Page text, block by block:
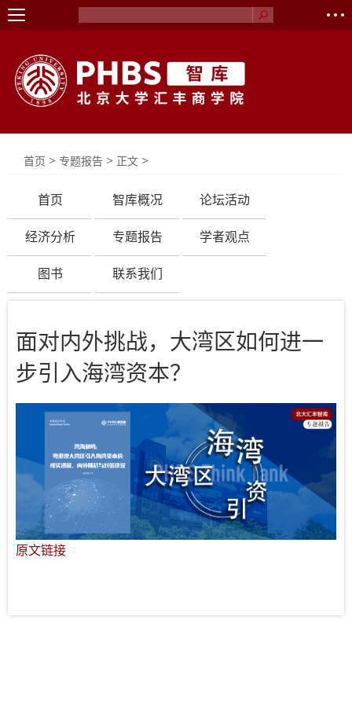
首页 > 专题报告 > 正文 >
首页 智库概况 论坛活动
经济分析 专题报告 学者观点
图书 联系我们
面对内外挑战，大湾区如何进一
步引入海湾资本？
原文链接